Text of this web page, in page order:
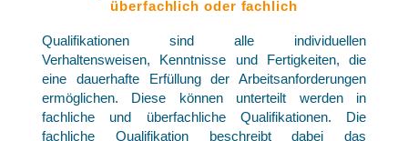
überfachlich oder fachlich
Qualifikationen sind alle individuellen
Verhaltensweisen, Kenntnisse und Fertigkeiten, die
eine dauerhafte Erfüllung der Arbeitsanforderungen
ermöglichen. Diese können unterteilt werden in
fachliche und überfachliche Qualifikationen. Die
fachliche Qualifikation beschreibt dabei das